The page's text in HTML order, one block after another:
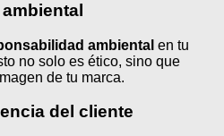
ambiental en tu
no solo es ético, sino que
de tu marca.
del cliente